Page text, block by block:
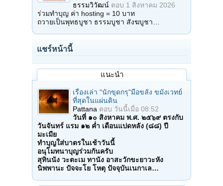
ธรรมวิวัฒน์ ตอบ 1 สิงหาคม 2026
ร่วมทำบุญ ค่า hosting = 10 บาท
ถวายเป็นพุทธบูชา ธรรมบูชา สังฆบูชา…
แชร์หน้านี้
แนะนำ
เรื่องเล่า "นักขุดกรุ"มือขลัง ขมังเวทย์
ที่สุดในแผ่นดิน
Pattana ตอบ วันนี้เมื่อ 08:52
วันที่ ๑๐ สิงหาคม พ.ศ. ๒๕๖๙ ตรงกับ
วันจันทร์ แรม ๑๒ ค่ำ เดือนแปดหลัง (๘๘) ปี
มะเมีย
ทำบุญใส่บาตรในเช้าวันนี้
อนุโมทนาบุญร่วมกันครับ
สุทินนัง วะตะเม ทานัง อาสะวักขะยาวะหัง
นิพพานะ ปัจจะโย โหตุ ปัจจุบันเนกาเล…